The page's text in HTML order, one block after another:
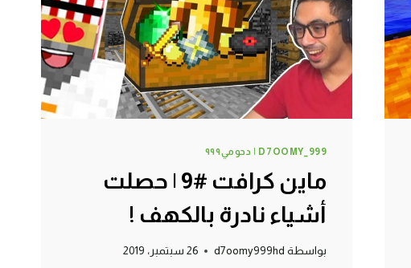
D7OOMY_999 | دحومي٩٩٩
ماين كرافت #9 | حصلت
أشياء نادرة بالكهف !
بواسطة d7oomy999hd 26 سبتمبر، 2019